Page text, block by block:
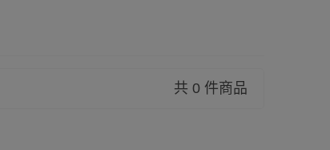
共 0 件商品